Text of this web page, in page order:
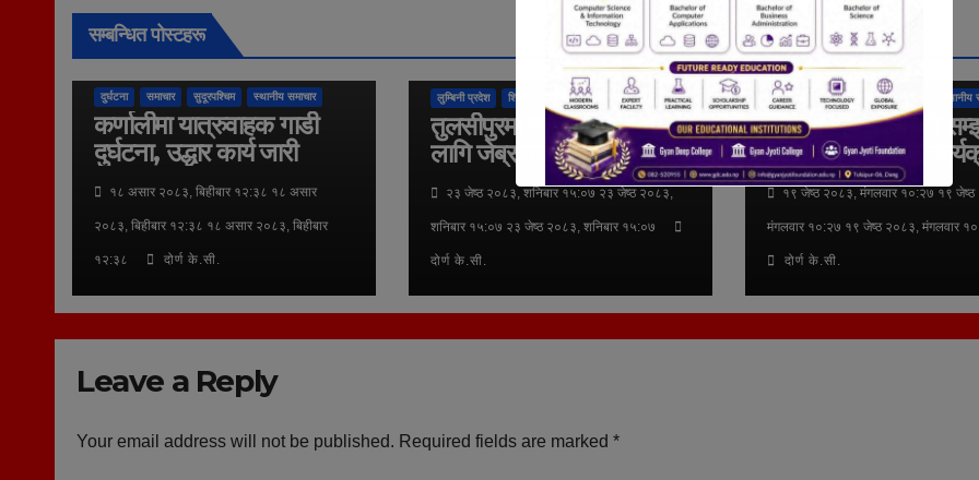
सम्बन्धित पोस्टहरू
दुर्घटना समाचार सुदूरपश्चिम स्थानीय समाचार
कर्णालीमा यात्रुवाहक गाडी
दुर्घटना, उद्धार कार्य जारी
१८ असार २०८३, बिहीबार १२:३८ १८ असार
२०८३, बिहीबार १२:३८ १८ असार २०८३, बिहीबार
१२:३८ दोर्ण के.सी.
तुलसीपुर उपमहानगरपालिका राष्ट्रिय
लुम्बिनी प्रदेश शिक्षा समाचार स्थानीय समाचार
तुलसीपुरमा सडक सुरक्षाका
लागि जेब्राक्रसिङ निर्माण
२३ जेष्ठ २०८३, शनिबार १५:०७ २३ जेष्ठ २०८३,
शनिबार १५:०७ २३ जेष्ठ २०८३, शनिबार १५:०७
दोर्ण के.सी.
अन्तर्राष्ट्रिय कुराकानी तुलसीपुर
राजनीति लुम्बिनी प्रदेश स्थानीय
दिवंगत राजपरिवारको
आज दीप प्रज्वलन
गरिने
१९ जेष्ठ २०८३, मंगलवार १०:२७ १९
मंगलवार १०:२७ १९ जेष्ठ २०८३, मंगलवार
दोर्ण के.सी.
Leave a Reply
Your email address will not be published. Required fields are marked *